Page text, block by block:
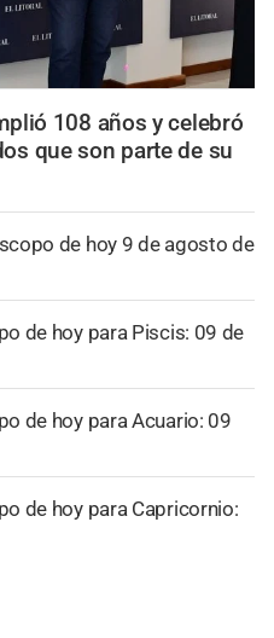
108 años y celebró
que son parte de su
de hoy 9 de agosto de
de hoy para Piscis: 09 de
de hoy para Acuario: 09
de hoy para Capricornio: